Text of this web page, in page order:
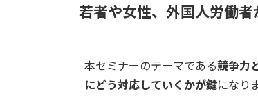
若者や女性、外国人労働
本セミナーのテーマである競争力
にどう対応していくかが鍵になり